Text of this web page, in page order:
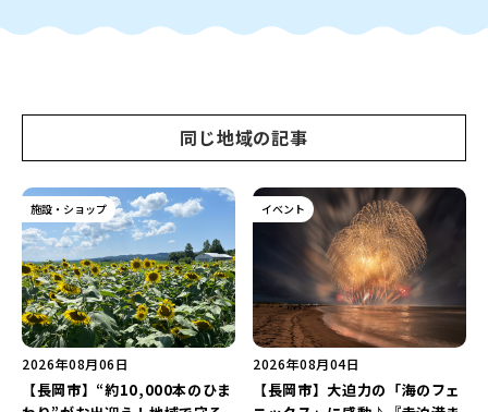
同じ地域の記事
施設・ショップ
2026年08月06日
【長岡市】“約10,000本のひま
イベント
2026年08月04日
【長岡市】大迫力の「海のフェ